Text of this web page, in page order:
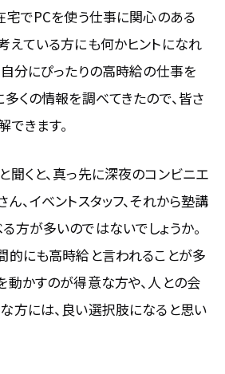
宅でPCを使う仕事に関心のある
えている方にも何かヒントになれ
自分にぴったりの高時給の仕事を
多くの情報を調べてきたので、皆さ
できます。
聞くと、真っ先に深夜のコンビニエ
、イベントスタッフ、それから塾講
方が多いのではないでしょうか。
的にも高時給と言われることが多
動かすのが得意な方や、人との会
方には、良い選択肢になると思い